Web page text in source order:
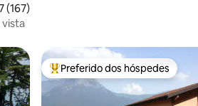
uma avaliação média de 5, 167
(167)
Entre os melhores preferidos
Preferido dos hóspedes